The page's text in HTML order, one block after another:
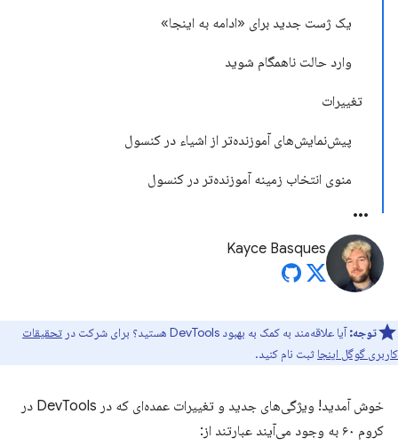
یک ژست جدید برای «ادامه به اینجا»
وارد حالت ناهمگام شوید
تغییرات
پیش‌نمایش‌های آموزنده‌تر از اشیاء در کنسول
منوی انتخاب زمینه آموزنده‌تر در کنسول
Kayce Basques
توجه:آیا علاقه‌مند به کمک به بهبود DevTools هستید؟ برای شرکت در
تحقیقات
کاربری گوگل اینجا ثبت نام کنید.
خوش آمدید! ویژگی‌های جدید و تغییرات عمده‌ای که در DevTools در
کروم ۶۰ به وجود می‌آیند عبارتند از: